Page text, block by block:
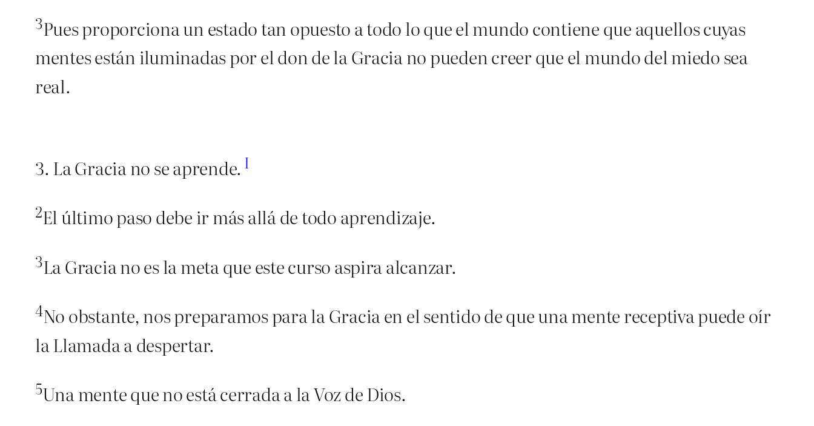
3Pues proporciona un estado tan opuesto a todo lo que el mundo contiene que aquellos cuyas
mentes están iluminadas por el don de la Gracia no pueden creer que el mundo del miedo sea
real.
3. La Gracia no se aprende. I
2El último paso debe ir más allá de todo aprendizaje.
3La Gracia no es la meta que este curso aspira alcanzar.
4No obstante, nos preparamos para la Gracia en el sentido de que una mente receptiva puede oír
la Llamada a despertar.
5Una mente que no está cerrada a la Voz de Dios.